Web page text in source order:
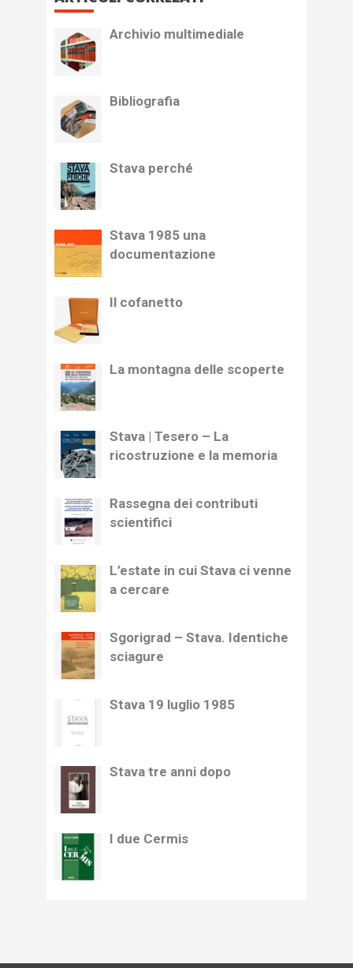
Archivio multimediale
Bibliografia
Stava perché
Stava 1985 una
documentazione
Il cofanetto
La montagna delle scoperte
Stava | Tesero – La
ricostruzione e la memoria
Rassegna dei contributi
scientifici
L’estate in cui Stava ci venne
a cercare
Sgorigrad – Stava. Identiche
sciagure
Stava 19 luglio 1985
Stava tre anni dopo
I due Cermis